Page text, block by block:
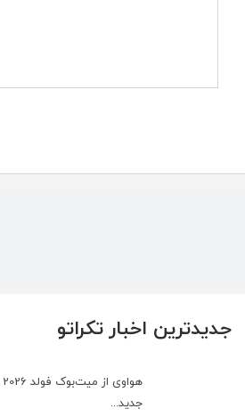
جدیدترین اخبار تکراتو
جدید...